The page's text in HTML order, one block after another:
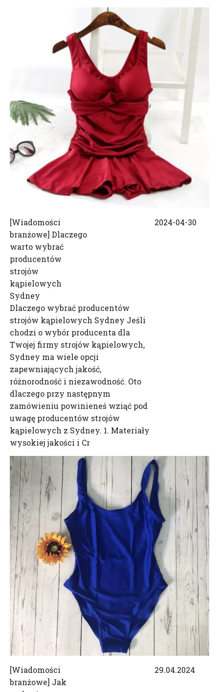
[Wiadomości
branżowe] Dlaczego
warto wybrać
producentów
strojów
kąpielowych
Sydney
Dlaczego wybrać producentów
strojów kąpielowych Sydney Jeśli
chodzi o wybór producenta dla
Twojej firmy strojów kąpielowych,
Sydney ma wiele opcji
zapewniających jakość,
różnorodność i niezawodność. Oto
dlaczego przy następnym
zamówieniu powinieneś wziąć pod
uwagę producentów strojów
kąpielowych z Sydney. 1. Materiały
wysokiej jakości i Cr
2024-04-30
[Wiadomości
branżowe] Jak
29.04.2024